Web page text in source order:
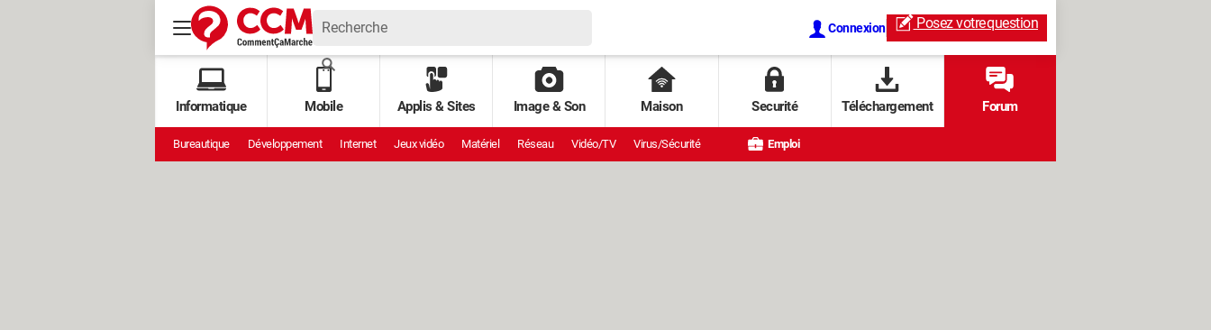
Connexion Posez votrequestion
Informatique Mobile Applis & Sites Image & Son Maison Securité Téléchargement Forum
Bureautique Développement Internet Jeux vidéo Matériel Réseau Vidéo/TV Virus/Sécurité Emploi